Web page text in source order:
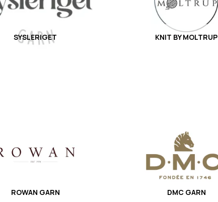
SYSLERIGET KNIT BY MOLTRUP
ROWAN GARN DMC GARN